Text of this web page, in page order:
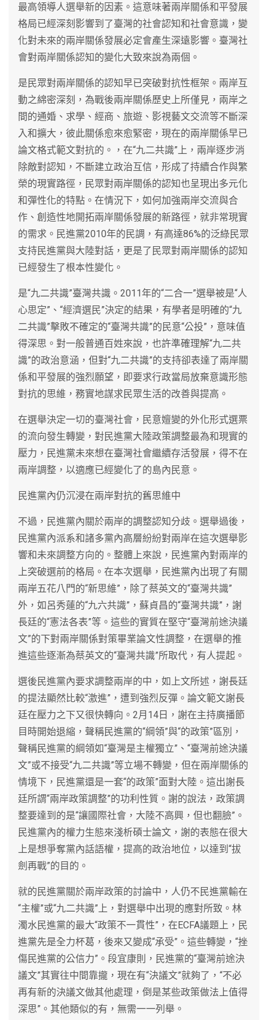
最高領導人選舉新的因素。這意味著兩岸關係和平發展
格局已經深刻影響到了臺灣的社會認知和社會意識，變
化對未來的兩岸關係發展必定會產生深遠影響。臺灣社
會對兩岸關係認知的變化大致來說為兩個。
是民眾對兩岸關係的認知早已突破對抗性框架。兩岸互
動之綿密深刻，為戰後兩岸關係歷史上所僅見，兩岸之
間的通婚、求學、經商、旅遊、影視藝文交流等不斷深
入和擴大，彼此關係愈來愈緊密，現在的兩岸關係早已
論文格式範文對抗的。，在“九二共識”上，兩岸逐步消
除敵對認知，不斷建立政治互信，形成了持續合作與繁
榮的現實路徑，民眾對兩岸關係的認知也呈現出多元化
和彈性化的特點。在情況下，如何加強兩岸交流與合
作、創造性地開拓兩岸關係發展的新路徑，就非常現實
的需求。民進黨2010年的民調，有高達86%的泛綠民眾
支持民進黨與大陸對話，更是了民眾對兩岸關係的認知
已經發生了根本性變化。
是“九二共識”臺灣共識。2011年的“二合一”選舉被是“人
心思定”、“經濟選民”決定的結果，有學者是明確的“九
二共識”擊敗不確定的“臺灣共識”的民意“公投”，意味值
得深思。對一般普通百姓來說，也許準確理解“九二共
識”的政治意涵，但對“九二共識”的支持卻表達了兩岸關
係和平發展的強烈願望，即要求行政當局放棄意識形態
對抗的思維，務實地謀求民眾生活的改善與提高。
在選舉決定一切的臺灣社會，民意嬗變的外化形式選票
的流向發生轉變，對民進黨大陸政策調整最為和現實的
壓力，民進黨未來想在臺灣社會繼續存活發展，得不在
兩岸調整，以適應已經變化了的島內民意。
民進黨內仍沉浸在兩岸對抗的舊思維中
不過，民進黨內關於兩岸的調整認知分歧。選舉過後，
民進黨內派系和諸多黨內高層紛紛對兩岸在這次選舉影
響和未來調整方向的。整體上來說，民進黨內對兩岸的
上突破選前的格局。在本次選舉，民進黨內出現了有關
兩岸五花八門的“新思維”，除了蔡英文的“臺灣共識”
外，如呂秀蓮的“九六共識”，蘇貞昌的“臺灣共識”，謝
長廷的“憲法各表”等。這些的實質在堅守“臺灣前途決議
文”的下對兩岸關係對策畢業論文性調整，在選舉的推
進這些逐漸為蔡英文的“臺灣共識”所取代，有人提起。
選後民進黨內要求調整兩岸的中，如上文所述，謝長廷
的提法顯然比較“激進”，遭到強烈反彈。論文範文謝長
廷在壓力之下又很快轉向。2月14日，謝在主持廣播節
目時開始退縮，聲稱民進黨的“綱領”與“的政策”區別，
聲稱民進黨的綱領如“臺灣是主權獨立”、“臺灣前途決議
文”或不接受“九二共識”等立場不轉變，但在兩岸關係的
情境下，民進黨還是一套“的政策”面對大陸。這出謝長
廷所謂“兩岸政策調整”的功利性質。謝的說法，政策調
整要達到的是“讓國際社會，大陸不高興，但也翻臉”。
民進黨內的權力生態來淺析碩士論文，謝的表態在很大
上是想爭奪黨內話語權，提高的政治地位，以達到“拔
劍再戰”的目的。
就的民進黨關於兩岸政策的討論中，人仍不民進黨輸在
“主權”或“九二共識”上，對選舉中出現的應對所致。林
濁水民進黨的最大“政策不一貫性”，在ECFA議題上，民
進黨先是全力杯葛，後來又變成“承受”。這些轉變，“挫
傷民進黨的公信力”。段宜康則，民進黨的“臺灣前途決
議文”其實往中間靠攏，現在有“決議文”就夠了，“不必
再有新的決議文做其他處理，倒是某些政策做法上值得
深思”。其他類似的有，無需一一列舉。